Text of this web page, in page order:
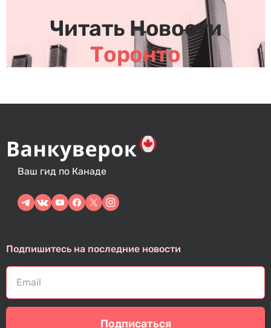
Читать Новости
Торонто
Ваш гид по Канаде
Подпишитесь на последние новости
Подписаться